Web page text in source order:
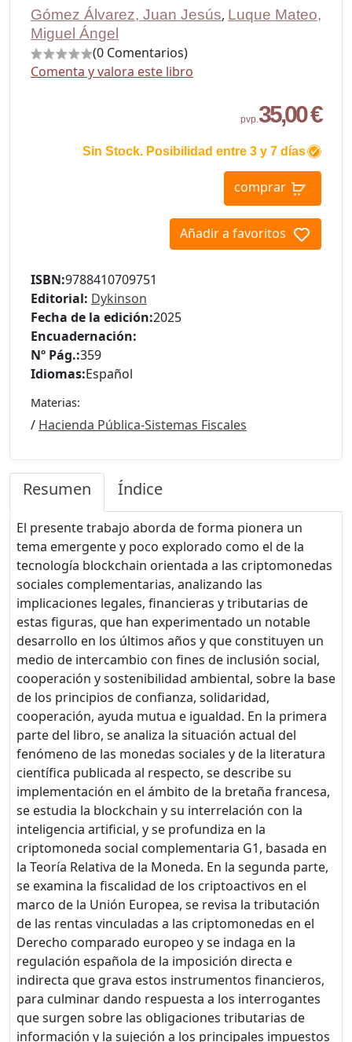
Gómez Álvarez, Juan Jesús, Luque Mateo,
Miguel Ángel
(0 Comentarios)
Comenta y valora este libro
pvp.35,00 €
Sin Stock. Posibilidad entre 3 y 7 días
comprar
Añadir a favoritos
ISBN:9788410709751
Editorial: Dykinson
Fecha de la edición:2025
Encuadernación:
Nº Pág.:359
Idiomas:Español
Materias:
/ Hacienda Pública-Sistemas Fiscales
Resumen Índice
El presente trabajo aborda de forma pionera un
tema emergente y poco explorado como el de la
tecnología blockchain orientada a las criptomonedas
sociales complementarias, analizando las
implicaciones legales, financieras y tributarias de
estas figuras, que han experimentado un notable
desarrollo en los últimos años y que constituyen un
medio de intercambio con fines de inclusión social,
cooperación y sostenibilidad ambiental, sobre la base
de los principios de confianza, solidaridad,
cooperación, ayuda mutua e igualdad. En la primera
parte del libro, se analiza la situación actual del
fenómeno de las monedas sociales y de la literatura
científica publicada al respecto, se describe su
implementación en el ámbito de la bretaña francesa,
se estudia la blockchain y su interrelación con la
inteligencia artificial, y se profundiza en la
criptomoneda social complementaria G1, basada en
la Teoría Relativa de la Moneda. En la segunda parte,
se examina la fiscalidad de los criptoactivos en el
marco de la Unión Europea, se revisa la tributación
de las rentas vinculadas a las criptomonedas en el
Derecho comparado europeo y se indaga en la
regulación española de la imposición directa e
indirecta que grava estos instrumentos financieros,
para culminar dando respuesta a los interrogantes
que surgen sobre las obligaciones tributarias de
información y la sujeción a los principales impuestos